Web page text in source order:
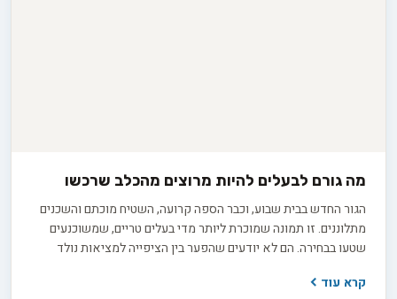
מה גורם לבעלים להיות מרוצים מהכלב שרכשו
הגור החדש בבית שבוע, וכבר הספה קרועה, השטיח מוכתם והשכנים
מתלוננים. זו תמונה שמוכרת ליותר מדי בעלים טריים, שמשוכנעים
שטעו בבחירה. הם לא יודעים שהפער בין הציפייה למציאות נולד
הן ששביעות רצון ארוכת טווח היא תוצאה של החלטות נכונות
קרא עוד